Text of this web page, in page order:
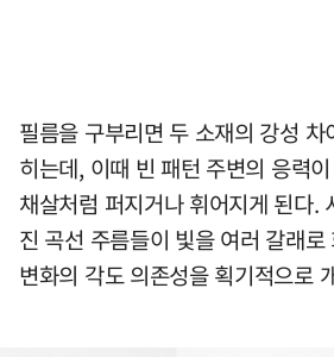
필름을 구부리면 두 소재의 강성
히는데, 이때 빈 패턴 주변의 응력
채살처럼 퍼지거나 휘어지게 된다.
진 곡선 주름들이 빛을 여러 갈래
변화의 각도 의존성을 획기적으로